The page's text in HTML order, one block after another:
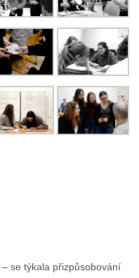
– se týkala přizpůsobování